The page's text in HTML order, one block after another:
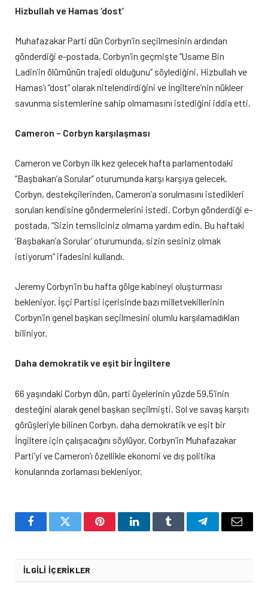
Hizbullah ve Hamas ‘dost’
Muhafazakar Parti dün Corbyn’in seçilmesinin ardından
gönderdiği e-postada, Corbyn’in geçmişte “Usame Bin
Ladin’in ölümünün trajedi olduğunu” söylediğini, Hizbullah ve
Hamas’ı “dost” olarak nitelendirdiğini ve İngiltere’nin nükleer
savunma sistemlerine sahip olmamasını istediğini iddia etti.
Cameron – Corbyn karşılaşması
Cameron ve Corbyn ilk kez gelecek hafta parlamentodaki
“Başbakan’a Sorular” oturumunda karşı karşıya gelecek.
Corbyn, destekçilerinden, Cameron’a sorulmasını istedikleri
soruları kendisine göndermelerini istedi. Corbyn gönderdiği e-
postada, “Sizin temsilciniz olmama yardım edin. Bu haftaki
‘Başbakan’a Sorular’ oturumunda, sizin sesiniz olmak
istiyorum” ifadesini kullandı.
Jeremy Corbyn’in bu hafta gölge kabineyi oluşturması
bekleniyor. İşçi Partisi içerisinde bazı milletvekillerinin
Corbyn’in genel başkan seçilmesini olumlu karşılamadıkları
biliniyor.
Daha demokratik ve eşit bir İngiltere
66 yaşındaki Corbyn dün, parti üyelerinin yüzde 59,5’inin
desteğini alarak genel başkan seçilmişti. Sol ve savaş karşıtı
görüşleriyle bilinen Corbyn, daha demokratik ve eşit bir
İngiltere için çalışacağını söylüyor. Corbyn’in Muhafazakar
Parti’yi ve Cameron’ı özellikle ekonomi ve dış politika
konularında zorlaması bekleniyor.
FacebookTwitter PinterestLinkedInTumblr TelegramEmail
İLGILI İÇERIKLER